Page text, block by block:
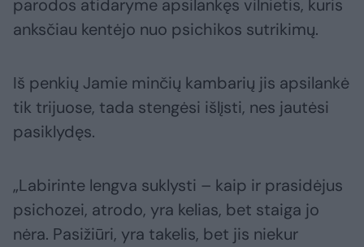
parodos atidaryme apsilankęs vilnietis, kuris
anksčiau kentėjo nuo psichikos sutrikimų.
Iš penkių Jamie minčių kambarių jis apsilankė
tik trijuose, tada stengėsi išlįsti, nes jautėsi
pasiklydęs.
„Labirinte lengva suklysti – kaip ir prasidėjus
psichozei, atrodo, yra kelias, bet staiga jo
nėra. Pasižiūri, yra takelis, bet jis niekur